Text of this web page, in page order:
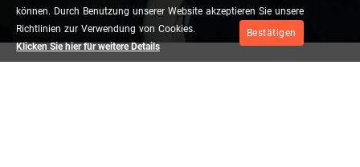
können. Durch Benutzung unserer Website akzeptieren Sie unsere
Richtlinien zur Verwendung von Cookies.
Klicken Sie hier für weitere Details
Bestätigen